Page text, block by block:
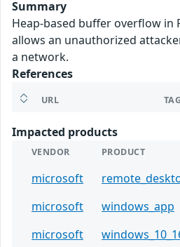
Summary
Heap-based buffer overflow in
allows an unauthorized
a network.
References
URL
Impacted products
VENDOR PRODUCT
microsoft
microsoft
windows_app
microsoft